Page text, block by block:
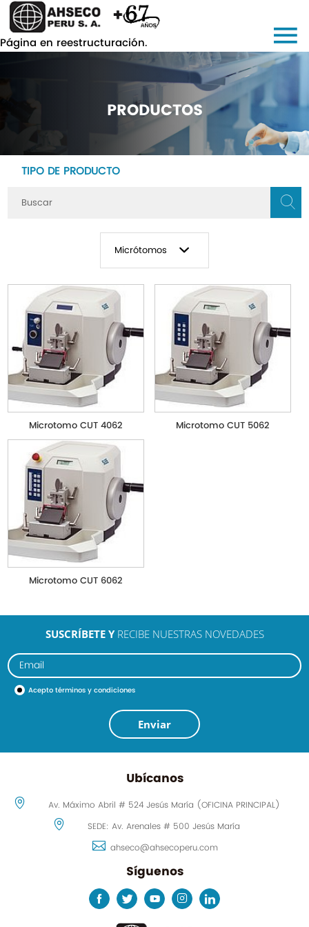
Página en reestructuración.
PRODUCTOS
TIPO DE PRODUCTO
Micrótomos
Microtomo CUT 4062 Microtomo CUT 5062
Microtomo CUT 6062
SUSCRÍBETE YRECIBE NUESTRAS NOVEDADES
Aceptotérminos y condiciones
Enviar
Ubícanos
Av. Máximo Abril # 524 Jesús María (OFICINA PRINCIPAL)
SEDE: Av. Arenales # 500 Jesús María
ahseco@ahsecoperu.com
Síguenos